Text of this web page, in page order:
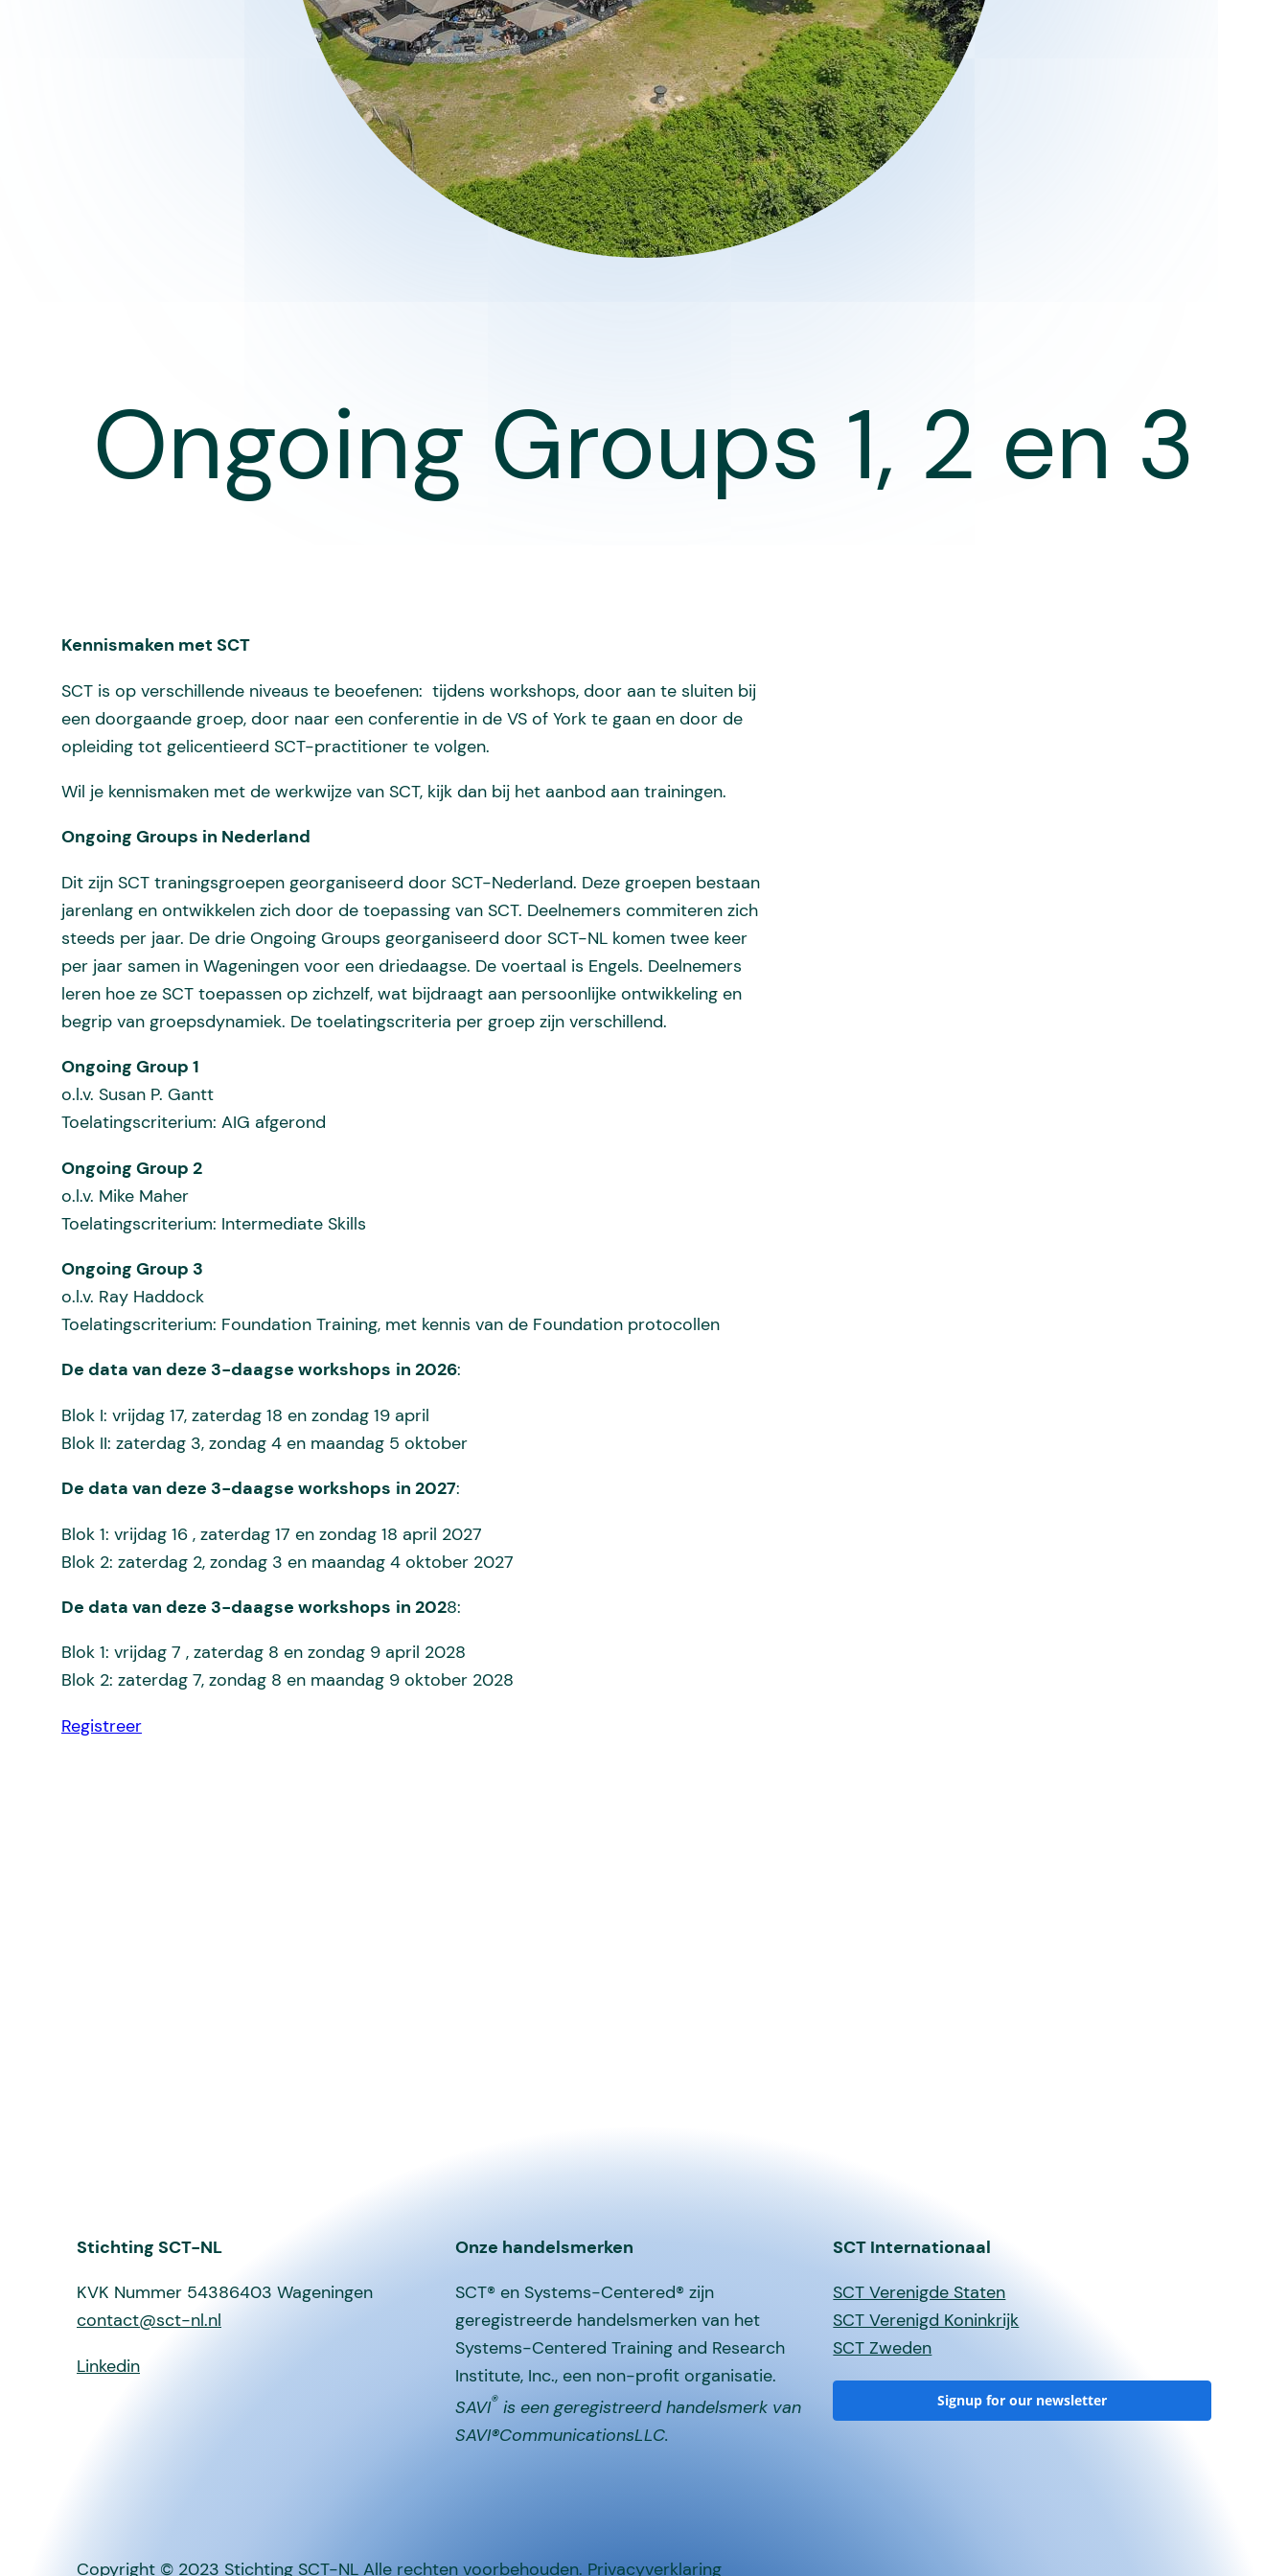
Ongoing Groups 1, 2 en 3
Kennismaken met SCT
SCT is op verschillende niveaus te beoefenen: tijdens workshops, door aan te sluiten bij
een doorgaande groep, door naar een conferentie in de VS of York te gaan en door de
opleiding tot gelicentieerd SCT-practitioner te volgen.
Wil je kennismaken met de werkwijze van SCT, kijk dan bij het aanbod aan trainingen.
Ongoing Groups in Nederland
Dit zijn SCT traningsgroepen georganiseerd door SCT-Nederland. Deze groepen bestaan
jarenlang en ontwikkelen zich door de toepassing van SCT. Deelnemers commiteren zich
steeds per jaar. De drie Ongoing Groups georganiseerd door SCT-NL komen twee keer
per jaar samen in Wageningen voor een driedaagse. De voertaal is Engels. Deelnemers
leren hoe ze SCT toepassen op zichzelf, wat bijdraagt aan persoonlijke ontwikkeling en
begrip van groepsdynamiek. De toelatingscriteria per groep zijn verschillend.
Ongoing Group 1
o.l.v. Susan P. Gantt
Toelatingscriterium: AIG afgerond
Ongoing Group 2
o.l.v. Mike Maher
Toelatingscriterium: Intermediate Skills
Ongoing Group 3
o.l.v. Ray Haddock
Toelatingscriterium: Foundation Training, met kennis van de Foundation protocollen
De data van deze 3-daagse workshops in 2026:
Blok I: vrijdag 17, zaterdag 18 en zondag 19 april
Blok II: zaterdag 3, zondag 4 en maandag 5 oktober
De data van deze 3-daagse workshops in 2027:
Blok 1: vrijdag 16 , zaterdag 17 en zondag 18 april 2027
Blok 2: zaterdag 2, zondag 3 en maandag 4 oktober 2027
De data van deze 3-daagse workshops in 2028:
Blok 1: vrijdag 7 , zaterdag 8 en zondag 9 april 2028
Blok 2: zaterdag 7, zondag 8 en maandag 9 oktober 2028
Registreer
Stichting SCT-NL
KVK Nummer 54386403 Wageningen
contact@sct-nl.nl
Linkedin
Onze handelsmerken
SCT® en Systems-Centered® zijn
geregistreerde handelsmerken van het
Systems-Centered Training and Research
Institute, Inc., een non-profit organisatie.
SAVI®is een geregistreerd handelsmerk van
SAVI®CommunicationsLLC.
SCT Internationaal
SCT Verenigde Staten
SCT Verenigd Koninkrijk
SCT Zweden
Signup for our newsletter
Copyright © 2023 Stichting SCT-NL Alle rechten voorbehouden. Privacyverklaring